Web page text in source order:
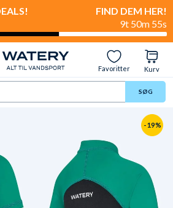
FIND DEM HER!
9t 50m 54s
Favoritter Kurv
SØG
Video
-19%